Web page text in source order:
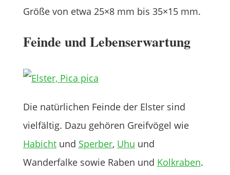
Größe von etwa 25×8 mm bis 35×15 mm.
Feinde und Lebenserwartung
Die natürlichen Feinde der Elster sind
vielfältig. Dazu gehören Greifvögel wie
Habichtund Sperber, Uhu und
Wanderfalke sowie Raben und Kolkraben.